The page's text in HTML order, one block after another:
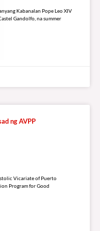
Kabanalan Pope Leo XIV
Gandolfo, na summer
ng AVPP
Vicariate of Puerto
Program for Good